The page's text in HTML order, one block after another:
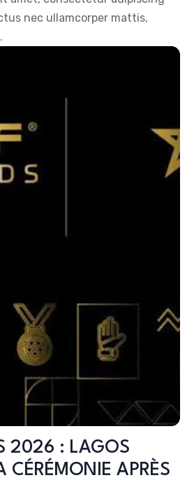
nec ullamcorper mattis,
2026 : LAGOS
CÉRÉMONIE APRÈS